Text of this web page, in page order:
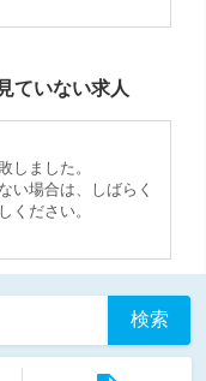
ていない求人
しました。
い場合は、しばらく
ください。
検索